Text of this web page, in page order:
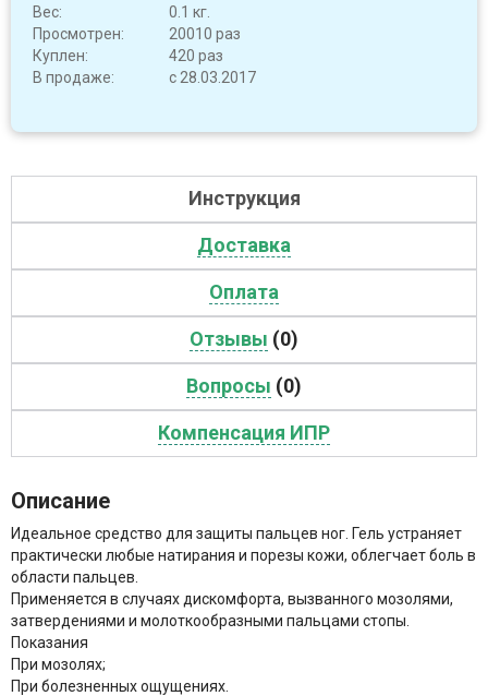
Вес:
0.1 кг.
Просмотрен:
20010 раз
Куплен:
420 раз
В продаже:
с 28.03.2017
Инструкция
Доставка
Оплата
Отзывы (0)
Вопросы (0)
Компенсация ИПР
Описание
Идеальное средство для защиты пальцев ног. Гель устраняет
практически любые натирания и порезы кожи, облегчает боль в
области пальцев.
Применяется в случаях дискомфорта, вызванного мозолями,
затвердениями и молоткообразными пальцами стопы.
Показания
При мозолях;
При болезненных ощущениях.